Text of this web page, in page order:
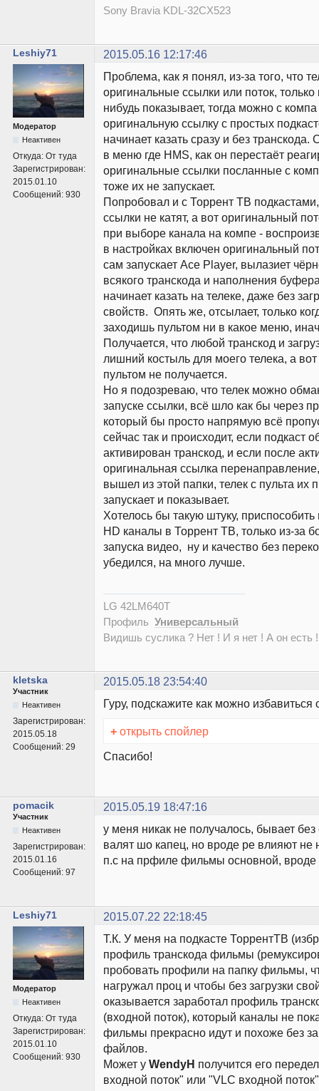
Sony Bravia KDL-32CX523
Leshiy71 2015.05.16 12:17:46
Модератор
Неактивен
Откуда: От туда
Зарегистрирован:
2015.01.10
Сообщений: 930
Проблема, как я понял, из-за того, что
оригинальные ссылки или поток, только
нибудь показывает, тогда можно с
оригинальную ссылку с простых
начинает казать сразу и без транскода.
в меню где HMS, как он перестаёт
оригинальные ссылки посланные с
тоже их не запускает.
Попробовал и с Торрент ТВ
ссылки не катят, а вот оригинальный
при выборе канала на компе -
в настройках включен оригинальный
сам запускает Ace Player, вылазиет
всякого транскода и наполнения
начинает казать на телеке, даже без
свойств. Опять же, отсылает, только
заходишь пультом ни в какое меню,
Получается, что любой транскод и
лишний костыль для моего телека, а вот
пультом не получается.
Но я подозреваю, что телек можно
запуске ссылки, всё шло как бы через
который бы просто напрямую всё
сейчас так и происходит, если подкаст
активирован транскод, и если после
оригинальная ссылка
вышел из этой папки, телек с пульта их
запускает и показывает.
Хотелось бы такую штуку, приспособить
HD каналы в Торрент ТВ, только из-за
запуска видео, ну и качество без
убедился, на много лучше.
LG 42LM640T
Профиль Универсальный
Видишь суслика ? Нет ! И я нет ! А он есть
kletska 2015.05.18 23:54:40
Участник
Неактивен
Зарегистрирован:
2015.05.18
Сообщений: 29
Гуру, подскажите как можно избавиться
+ открыть спойлер
Спасибо!
pomacik 2015.05.19 18:47:16
Участник
Неактивен
Зарегистрирован:
2015.01.16
Сообщений: 97
у меня никак не получалось, бывает
валят шо капец, но вроде ре влияют не
п.с на прфиле фильмы основной, вроде
Leshiy71 2015.07.22 22:18:45
Модератор
Неактивен
Откуда: От туда
Зарегистрирован:
2015.01.10
Сообщений: 930
Т.К. У меня на подкасте ТоррентТВ
профиль транскода фильмы
пробовать профили на папку фильмы,
нагружал проц и чтобы без загрузки
оказывается заработал профиль
(входной поток), который каналы не
фильмы прекрасно идут и похоже без
файлов.
Может у WendyH получится его
входной поток" или "VLC входной